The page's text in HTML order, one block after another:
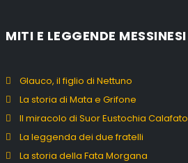
MITI E LEGGENDE MESSINESI
Glauco, il figlio di Nettuno
La storia di Mata e Grifone
Il miracolo di Suor Eustochia Calafato
La leggenda dei due fratelli
La storia della Fata Morgana